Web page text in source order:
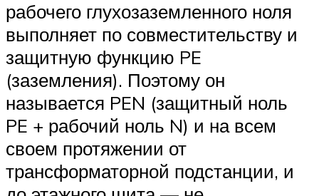
рабочего глухозаземленного ноля
выполняет по совместительству и
защитную функцию PE
(заземления). Поэтому он
называется PEN (защитный ноль
PE + рабочий ноль N) и на всем
своем протяжении от
трансформаторной подстанции, и